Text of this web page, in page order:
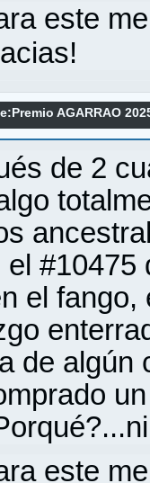
este
AGARRAO
de 2
el
de algún
este